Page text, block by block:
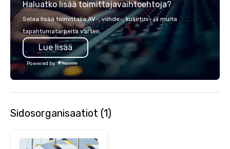
Haluatko lisää toimittajavaihtoehtoja?
Selaa lisää toimittajia AV-, viihde-, kuljetus- ja muita
tapahtumatarpeita varten.
Lue lisää
Powered by
Sidosorganisaatiot (1)